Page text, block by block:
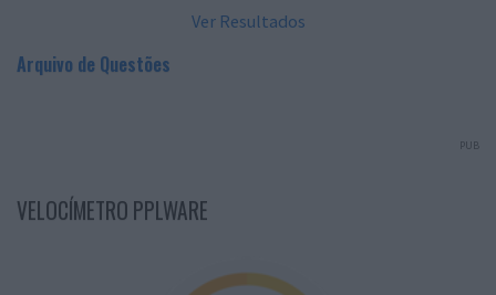
Ver Resultados
Arquivo de Questões
PUB
VELOCÍMETRO PPLWARE